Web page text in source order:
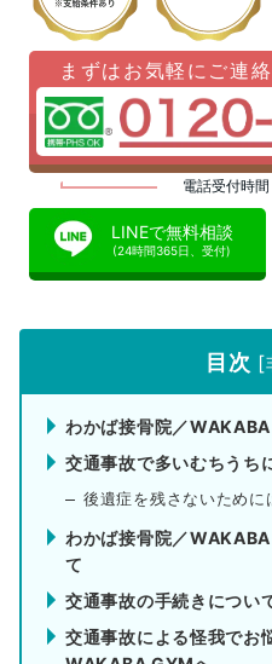
まずはお気軽にご連
電話受付時
LINEで無料相談
(24時間365日、受付)
目次 [
わかば接骨院／
交通事故で多いむちうち
後遺症を残さないために
わかば接骨院／
て
交通事故の手続きについ
交通事故による怪我でお